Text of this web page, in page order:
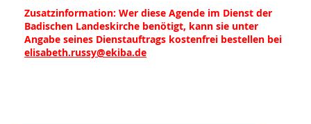
Zusatzinformation: Wer diese Agende im Dienst der
Badischen Landeskirche benötigt, kann sie unter
Angabe seines Dienstauftrags kostenfrei bestellen bei
elisabeth.russy@ekiba.de